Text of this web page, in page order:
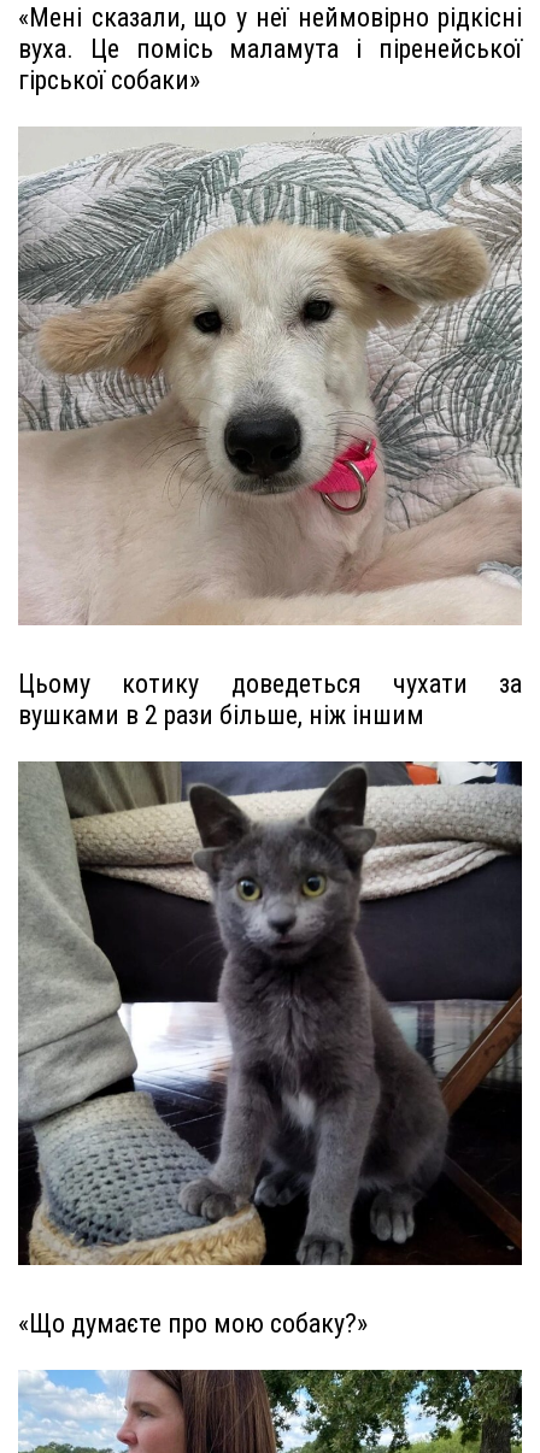
«Мені сказали, що у неї неймовірно рідкісні
вуха. Це помісь маламута і піренейської
гірської собаки»
Цьому котику доведеться чухати за
вушками в 2 рази більше, ніж іншим
«Що думаєте про мою собаку?»